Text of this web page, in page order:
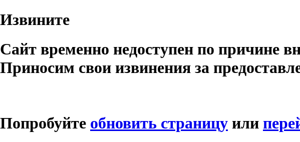
Извините
Сайт временно недоступен по причине
Приносим свои извинения за
Попробуйте обновить страницу или